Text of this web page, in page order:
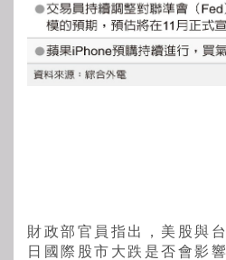
財政部官員指出，美股與
日國際股市大跌是否會影